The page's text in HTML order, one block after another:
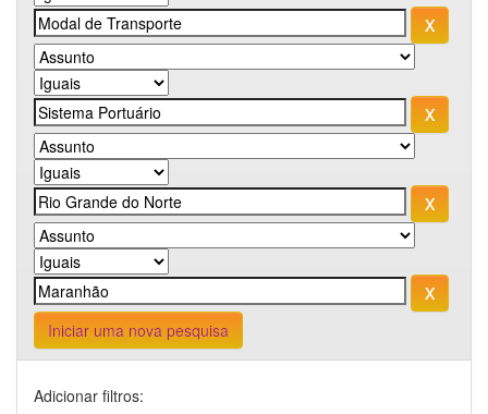
Iniciar uma nova pesquisa
Adicionar filtros: